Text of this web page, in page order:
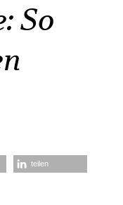
So
teilen